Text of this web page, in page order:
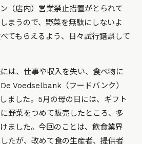
（店内）営業禁止措置がとられて
まうので、野菜を無駄にしないよ
てもらえるよう、日々試行錯誤して
は、仕事や収入を失い、食べ物に
Voedselbank（フードバンク）
ました。5月の母の日には、ギフト
野菜をつめて販売したところ、多
ました。今回のことは、飲食業界
たが、改めて食の生産者、提供者